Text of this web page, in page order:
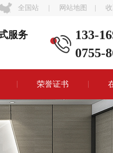
全国站 网站地图
服务
133-
0755-
荣誉证书